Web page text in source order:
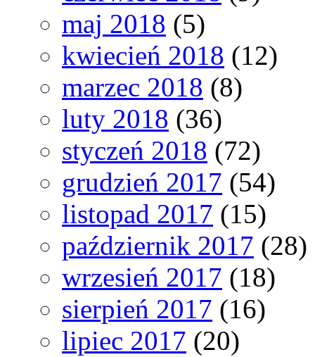
maj 2018 (5)
kwiecień 2018 (12)
marzec 2018 (8)
luty 2018 (36)
styczeń 2018 (72)
grudzień 2017 (54)
listopad 2017 (15)
październik 2017 (28)
wrzesień 2017 (18)
sierpień 2017 (16)
lipiec 2017 (20)